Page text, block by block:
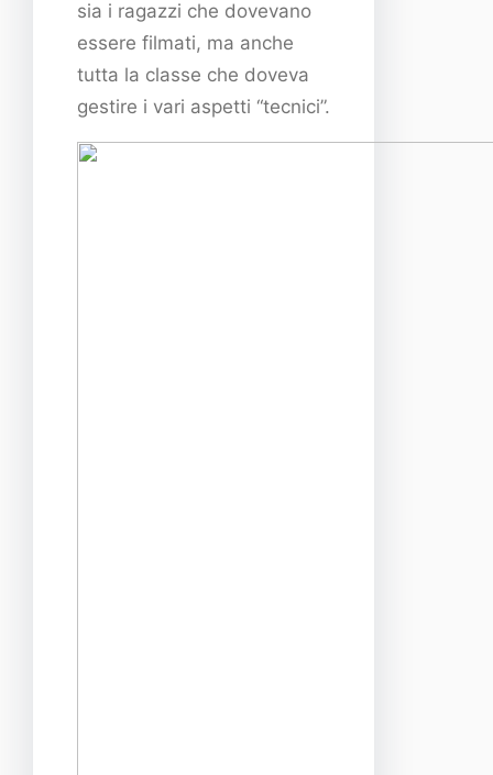
sia i ragazzi che dovevano
essere filmati, ma anche
tutta la classe che doveva
gestire i vari aspetti “tecnici”.